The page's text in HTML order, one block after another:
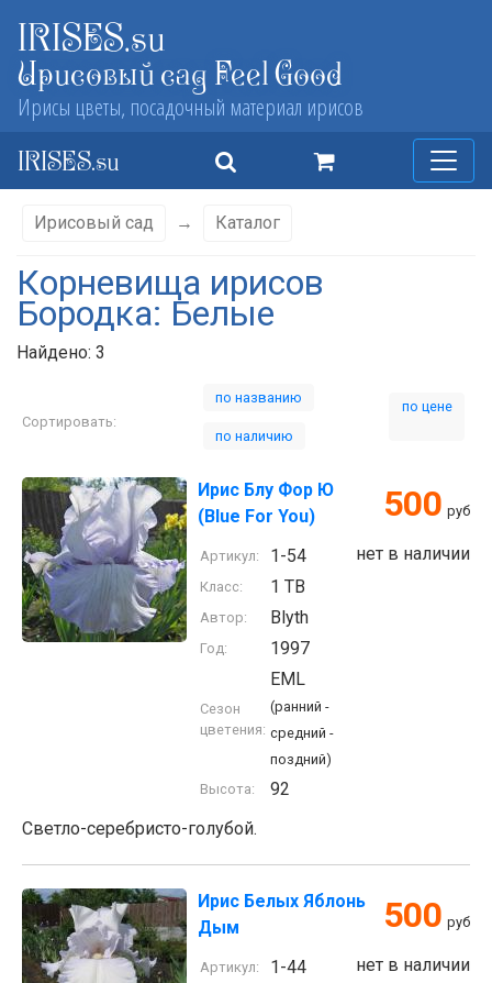
IRISES.su
Ирисовый сад Feel Good
Ирисы цветы, посадочный материал ирисов
IRISES.su
Ирисовый сад → Каталог
Корневища ирисов
Бородка: Белые
Найдено: 3
Сортировать:
по названию
по наличию
по цене
Ирис Блу Фор Ю
(Blue For You)
500 руб
нет в наличии
Артикул: 1-54
Класс: 1 TB
Автор: Blyth
Год: 1997
Сезон
цветения:
EML
(ранний -
средний -
поздний)
Высота:
92
Светло-серебристо-голубой.
Ирис Белых Яблонь
Дым
500 руб
нет в наличии
Артикул: 1-44